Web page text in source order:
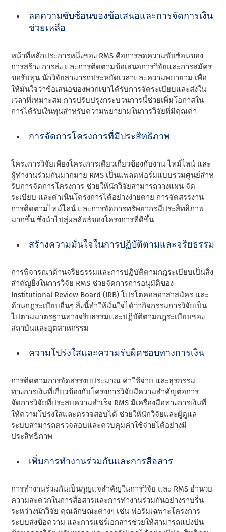
ลดความซับซ้อนของข้อเสนอและการจัดการเงิน
ช่วยเหลือ
หน้าที่หลักประการหนึ่งของ RMS คือการลดความซับซ้อนของ
การสร้าง การส่ง และการติดตามข้อเสนอการวิจัยและการสมัคร
ขอรับทุน นักวิจัยสามารถประหยัดเวลาและความพยายาม เพื่อ
ให้มั่นใจว่าข้อเสนอของพวกเขาได้รับการจัดระเบียบและส่งใน
เวลาที่เหมาะสม การปรับปรุงกระบวนการนี้ช่วยเพิ่มโอกาสใน
การได้รับเงินทุนสําหรับความพยายามในการวิจัยที่มีคุณค่า
การจัดการโครงการที่มีประสิทธิภาพ
โครงการวิจัยเพียงโครงการเดียวเกี่ยวข้องกับงาน ไทม์ไลน์ และ
ผู้ทํางานร่วมกันมากมาย RMS เป็นแพลตฟอร์มแบบรวมศูนย์สําห
รับการจัดการโครงการ ช่วยให้นักวิจัยสามารถวางแผน จัด
ระเบียบ และดําเนินโครงการได้อย่างง่ายดาย การจัดสรรงาน
การติดตามไทม์ไลน์ และการจัดการทรัพยากรมีประสิทธิภาพ
มากขึ้น ซึ่งนําไปสู่ผลลัพธ์ของโครงการที่ดีขึ้น
สร้างความมั่นใจในการปฏิบัติตามและจริยธรรม
การพิจารณาด้านจริยธรรมและการปฏิบัติตามกฎระเบียบเป็นสิ่ง
สําคัญยิ่งในการวิจัย RMS ช่วยจัดการการอนุมัติของ
Institutional Review Board (IRB) โปรโตคอลอาสาสมัคร และ
ด้านกฎระเบียบอื่นๆ สิ่งนี้ทําให้มั่นใจได้ว่ากิจกรรมการวิจัยเป็น
ไปตามมาตรฐานทางจริยธรรมและปฏิบัติตามกฎระเบียบของ
สถาบันและอุตสาหกรรม
ความโปร่งใสและความรับผิดชอบทางการเงิน
การติดตามการจัดสรรงบประมาณ ค่าใช้จ่าย และธุรกรรม
ทางการเงินที่เกี่ยวข้องกับโครงการวิจัยมีความสําคัญต่อการ
จัดการวิจัยที่ประสบความสําเร็จ RMS มีเครื่องมือทางการเงินที่
ให้ความโปร่งใสและตรวจสอบได้ ช่วยให้นักวิจัยและผู้ดูแล
ระบบสามารถตรวจสอบและควบคุมค่าใช้จ่ายได้อย่างมี
ประสิทธิภาพ
เพิ่มการทํางานร่วมกันและการสื่อสาร
การทํางานร่วมกันเป็นกุญแจสําคัญในการวิจัย และ RMS อํานวย
ความสะดวกในการสื่อสารและการทํางานร่วมกันอย่างราบรื่น
ระหว่างนักวิจัย คุณลักษณะต่างๆ เช่น ฟอรัมเฉพาะโครงการ
ระบบส่งข้อความ และการแชร์เอกสารช่วยให้สามารถแบ่งปัน